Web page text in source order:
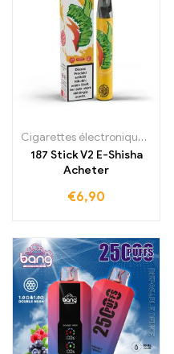
Cigarettes électroniques jetables
187 Stick V2 E-Shisha
Acheter
€6,90